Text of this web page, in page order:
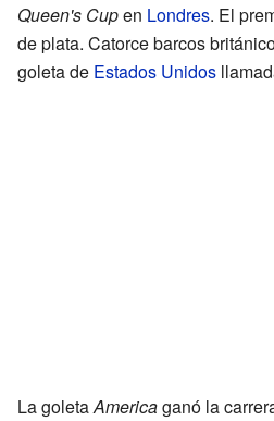
Queen's Cupen Londres. El
de plata. Catorce barcos
goleta de Estados Unidos
La goletaAmericaganó la